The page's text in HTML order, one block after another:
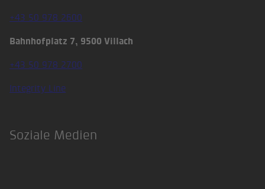
+43 50 978 2600
Bahnhofplatz 7, 9500 Villach
+43 50 978 2700
Integrity Line
Soziale Medien